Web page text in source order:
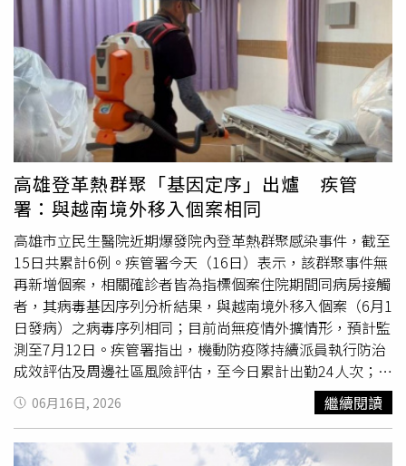
計病例數低於2025年同期（130例）。全球疫情方面，今年
截至6月全球累計報告158萬餘例病例，主要分布於美洲，
以巴西、哥倫比亞、玻利維亞等國病例數為多；亞洲鄰近國
家斯里蘭卡、越南、馬來西亞、柬埔寨、寮國、孟加拉等國
近期疫情上升，且疫情多高於去年同期。其中斯里蘭卡疫情
嚴峻，今年迄今報告逾8.4萬例病例；柬埔寨疫情亦快速上
升，今年迄今報告逾2.8萬例病例。疾管署說明，國際間登
革熱等蚊媒傳染病疫情持續，東南亞鄰近國家登革熱疫情上
升，境外感染風險提高，且依據氣象預測顯示，聖嬰現象未
來數月可能進一步增強，由於聖嬰現象利於登革熱傳播，又
適逢暑假旅遊旺季，呼籲民眾出國期間落實防蚊措施，返國
後14天內如出現不適症狀儘速就醫，並告知醫師旅遊史，以
利醫師判斷。疾管署提醒民眾，不論暑假出遊或是出國，從
事戶外活動時建議穿著淺色長袖衣褲，並使用政府機關核可
含敵避（DEET）、派卡瑞丁（Picaridin）或伊默克（IR-
3535）等有效成分之防蚊藥劑以降低蚊蟲叮咬風險。此
外，鄰近之東南亞／南亞登革熱疫情持續，交通部已協助請
旅遊業者加強提醒團員出國期間落實防蚊措施及返國後健康
追蹤，另亦於各航空站透過多元管道衛教宣導，呼籲民眾返
國入境時如有發燒、頭痛、後眼窩痛、肌肉關節痛等登革熱
疑似症狀，請主動告知機場檢疫人員。也籲請醫療院所提高
高雄登革熱群聚「基因定序」出爐 疾管
署：與越南境外移入個案相同
高雄市立民生醫院近期爆發院內登革熱群聚感染事件，截至
15日共累計6例。疾管署今天（16日）表示，該群聚事件無
再新增個案，相關確診者皆為指標個案住院期間同病房接觸
者，其病毒基因序列分析結果，與越南境外移入個案（6月1
日發病）之病毒序列相同；目前尚無疫情外擴情形，預計監
測至7月12日。疾管署指出，機動防疫隊持續派員執行防治
成效評估及周邊社區風險評估，至今日累計出勤24人次；另
衛生單位亦已執行醫院及社區孳生源巡查清除、化學防治及
環境整頓工作，並針對群聚單位相關區域工作人員、住院中
及回溯已出院病患等風險對象擴大採檢，已採檢1400餘
人，除前述確診者外均為陰性。疾管署監測資料顯示，今年
06月16日, 2026 繼續閱讀